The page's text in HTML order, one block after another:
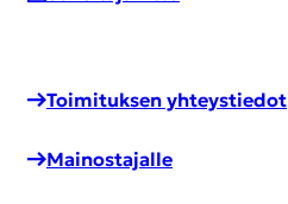
Toi­mi­tuk­sen yh­teys­tie­dot
Mai­nos­ta­jal­le